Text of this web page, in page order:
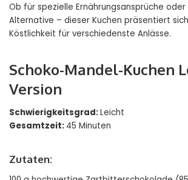
Ob für spezielle Ernährungsansprüche
Alternative – dieser Kuchen präsentiert
Köstlichkeit für verschiedenste Anlässe.
Schoko-Mandel-Kuchen
Version
Schwierigkeitsgrad:Leicht
Gesamtzeit: 45 Minuten
Zutaten: